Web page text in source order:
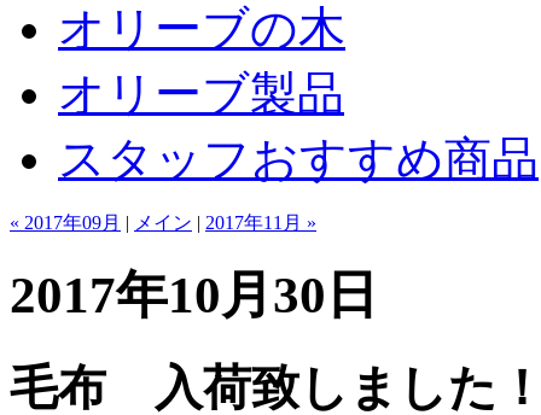
オリーブの木
オリーブ製品
スタッフおすすめ商品
« 2017年09月 | メイン | 2017年11月 »
2017年10月30日
毛布 入荷致しました